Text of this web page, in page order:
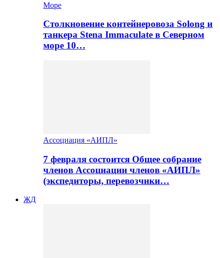
Море
Столкновение контейнеровоза Solong и
танкера Stena Immaculate в Северном
море 10…
Ассоциация «АИПЛ»
7 февраля состоится Общее собрание
членов Ассоциации членов «АИПЛ»
(экспедиторы, перевозчики…
ЖД